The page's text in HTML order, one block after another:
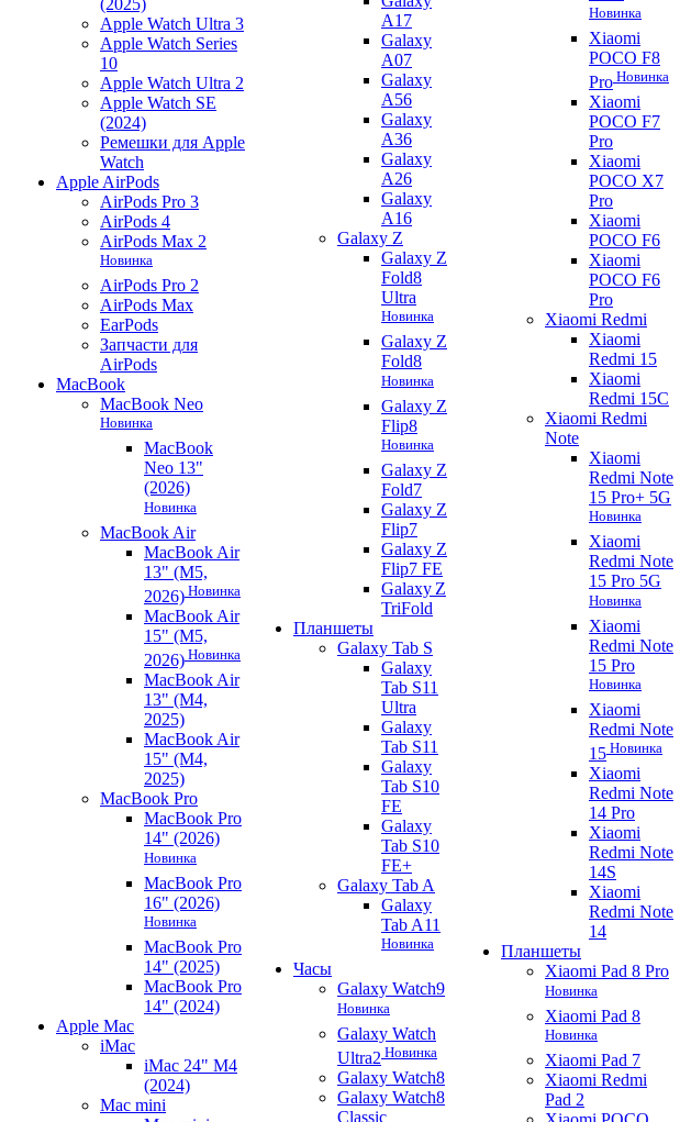
Apple Watch Ultra 3
Apple Watch Series
10
Apple Watch Ultra 2
Apple Watch SE
(2024)
Ремешки для Apple
Watch
Apple AirPods
AirPods Pro 3
AirPods 4
AirPods Max 2
Новинка
AirPods Pro 2
AirPods Max
EarPods
Запчасти для
AirPods
MacBook
MacBook Neo
Новинка
MacBook
Neo 13"
(2026)
Новинка
MacBook Air
MacBook Air
13" (M5,
2026) Новинка
MacBook Air
15" (M5,
2026) Новинка
MacBook Air
13" (M4,
2025)
MacBook Air
15" (M4,
2025)
MacBook Pro
MacBook Pro
14" (2026)
Новинка
MacBook Pro
16" (2026)
Новинка
MacBook Pro
14" (2025)
MacBook Pro
14" (2024)
Apple Mac
iMac
iMac 24" M4
(2024)
Mac mini
A17
Galaxy
A07
Galaxy
A56
Galaxy
A36
Galaxy
A26
Galaxy
A16
Galaxy Z
Galaxy Z
Fold8
Ultra
Новинка
Galaxy Z
Fold8
Новинка
Galaxy Z
Flip8
Новинка
Galaxy Z
Fold7
Galaxy Z
Flip7
Galaxy Z
Flip7 FE
Galaxy Z
TriFold
Планшеты
Galaxy Tab S
Galaxy
Tab S11
Ultra
Galaxy
Tab S11
Galaxy
Tab S10
FE
Galaxy
Tab S10
FE+
Galaxy Tab A
Galaxy
Tab A11
Новинка
Часы
Galaxy Watch9
Новинка
Galaxy Watch
Ultra2 Новинка
Galaxy Watch8
Galaxy Watch8
Classic
Новинка
Xiaomi
POCO F8
Pro Новинка
Xiaomi
POCO F7
Pro
Xiaomi
POCO X7
Pro
Xiaomi
POCO F6
Xiaomi
POCO F6
Pro
Xiaomi Redmi
Xiaomi
Redmi 15
Xiaomi
Redmi 15C
Xiaomi Redmi
Note
Xiaomi
Redmi Note
15 Pro+ 5G
Новинка
Xiaomi
Redmi Note
15 Pro 5G
Новинка
Xiaomi
Redmi Note
15 Pro
Новинка
Xiaomi
Redmi Note
15 Новинка
Xiaomi
Redmi Note
14 Pro
Xiaomi
Redmi Note
14S
Xiaomi
Redmi Note
14
Планшеты
Xiaomi Pad 8 Pro
Новинка
Xiaomi Pad 8
Новинка
Xiaomi Pad 7
Xiaomi Redmi
Pad 2